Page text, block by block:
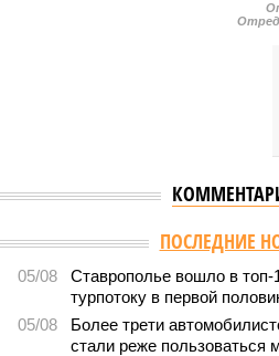
ПОСЛЕДНИЕ
05/08
Ставрополье вошло в топ-
турпотоку в первой
05/08
Более трети
стали реже пользоваться